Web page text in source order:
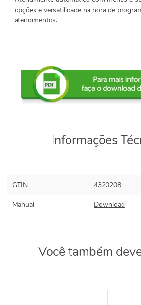
opções e versatilidade na hora de
atendimentos.
Informações
GTIN 4320208
Manual Download
Você também